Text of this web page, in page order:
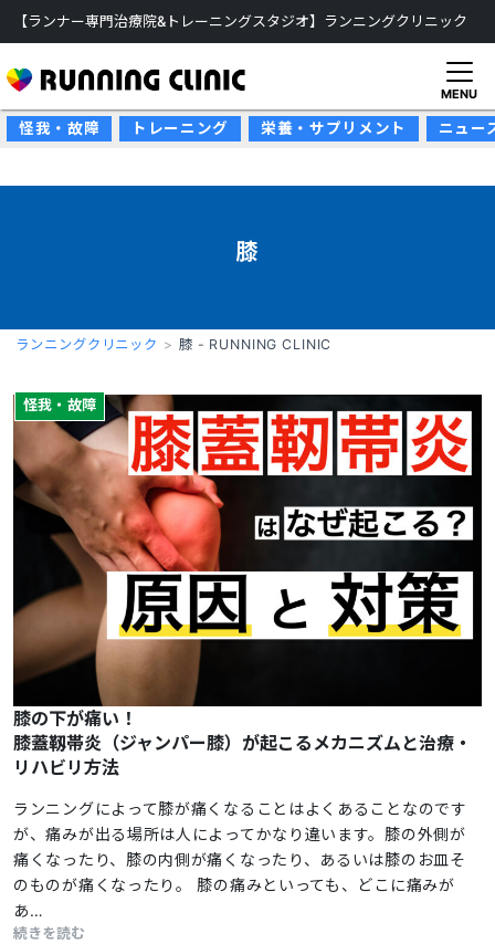
【ランナー専門治療院&トレーニングスタジオ】ランニングクリニック
MENU
怪我・故障 トレーニング 栄養・サプリメント ニュー
膝
ランニングクリニック 膝 - RUNNING CLINIC
膝の下が痛い！
膝蓋靱帯炎（ジャンパー膝）が起こるメカニズムと治療・
リハビリ方法
怪我・故障
ランニングによって膝が痛くなることはよくあることなのです
が、痛みが出る場所は人によってかなり違います。膝の外側が
痛くなったり、膝の内側が痛くなったり、あるいは膝のお皿そ
のものが痛くなったり。 膝の痛みといっても、どこに痛みが
あ…
続きを読む